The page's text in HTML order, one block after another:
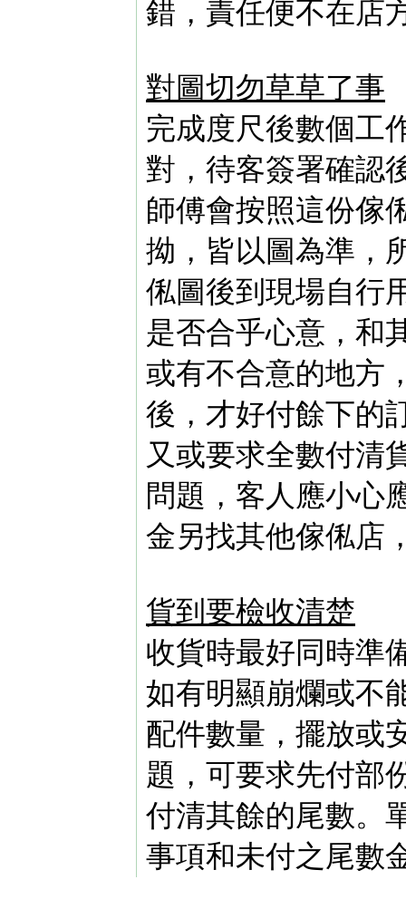
錯，責任便不在店
對圖切勿草草了事
完成度尺後數個工
對，待客簽署確認
師傅會按照這份傢
拗，皆以圖為準，
俬圖後到現場自行
是否合乎心意，和
或有不合意的地方
後，才好付餘下的
又或要求全數付清
問題，客人應小心
金另找其他傢俬店
貨到要檢收清楚
收貨時最好同時準
如有明顯崩爛或不
配件數量，擺放或
題，可要求先付部
付清其餘的尾數。
事項和未付之尾數